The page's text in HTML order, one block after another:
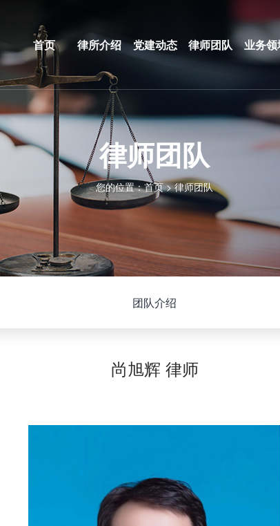
首页 律所介绍 党建动态 律师团队 业务领
律师团队
您的位置：首页>律师团队
团队介绍
尚旭辉 律师